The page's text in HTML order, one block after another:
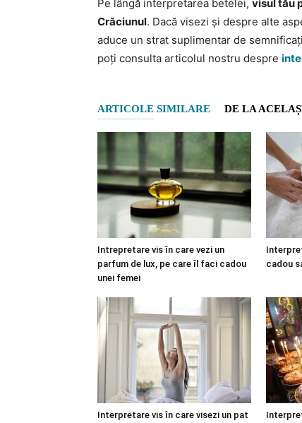
Pe lângă interpretarea betelei, visul tău
Crăciunul. Dacă visezi și despre alte
aduce un strat suplimentar de
poți consulta articolul nostru despre
ARTICOLE SIMILARE DE LA
Intrepretare vis în care vezi un
parfum de lux, pe care îl faci cadou
unei femei
cadou
Interpretare vis în care visezi un pat